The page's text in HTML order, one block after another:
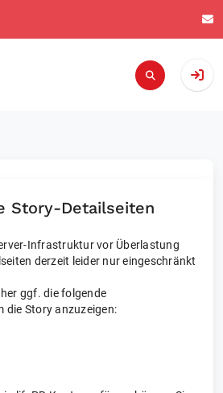
Story-Detailseiten
Infrastruktur vor Überlastung
derzeit leider nur eingeschränkt
ggf. die folgende
die Story anzuzeigen: